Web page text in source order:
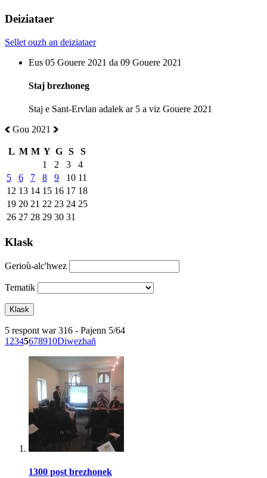
Deiziataer
Sellet ouzh an deiziataer
Eus 05 Gouere 2021 da 09 Gouere 2021
Staj brezhoneg
Staj e Sant-Ervlan adalek ar 5 a viz Gouere 2021
Gou 2021
L M M Y G S
S
1
2 3
4
5
6 7 8 9 10 11
12 13 14 15 16 17 18
19 20 21 22 23 24 25
26 27 28 29 30 31
Klask
Gerioù-alc'hwez
Tematik
5 respont war 316 - Pajenn 5/64
1 2345678910Diwezhañ
1300 post brezhonek